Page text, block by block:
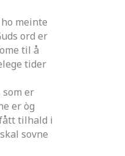
meinte
ord er
til å
tider
er
er òg
tilhald i
sovne